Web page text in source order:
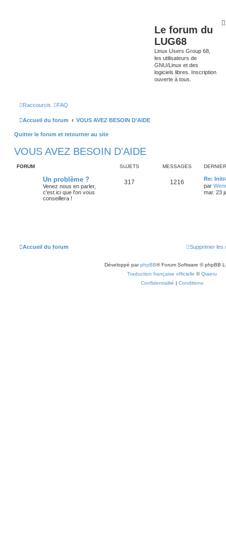
Le forum du
LUG68
Linux Users Group 68,
les utilisateurs de
GNU/Linux et des
logiciels libres. Inscription
ouverte à tous.
Raccourcis FAQ
Accueil du forum VOUS AVEZ BESOIN D'AIDE
Quitter le forum et retourner au site
VOUS AVEZ BESOIN D'AIDE
FORUM SUJETS MESSAGES
Un problème ?
Venez nous en parler,
c'est ici que l'on vous
conseillera !
317 1216
Re:
par
mar. 23
Accueil du forum Supprimer les
Développé parphpBB® Forum Software © phpBB
Traduction française officielle ©Qiaeru
Confidentialité | Conditions